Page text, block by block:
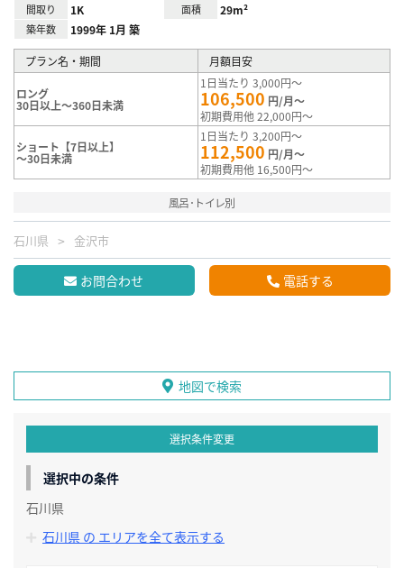
間取り 1K 面積 29m²
築年数 1999年 1月 築
プラン名・期間 月額目安
ロング
30日以上～360日未満
1日当たり 3,000円～
106,500 円/月～
初期費用他 22,000円～
ショート【7日以上】
～30日未満
1日当たり 3,200円～
112,500 円/月～
初期費用他 16,500円～
風呂･トイレ別
石川県 金沢市
お問合わせ 電話する
地図で検索
選択条件変更
選択中の条件
石川県
石川県 の エリアを全て表示する